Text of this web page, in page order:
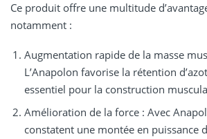
Ce produit offre une multitude
notamment :
Augmentation rapide de la masse
L’Anapolon favorise la rétention
essentiel pour la construction
Amélioration de la force : Avec
constatent une montée en puissance